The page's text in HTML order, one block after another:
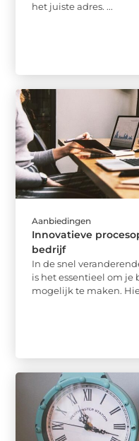
het juiste adres. ...
Aanbiedingen
Innovatieve
bedrijf
In de snel
is het essentieel om je
mogelijk te maken.